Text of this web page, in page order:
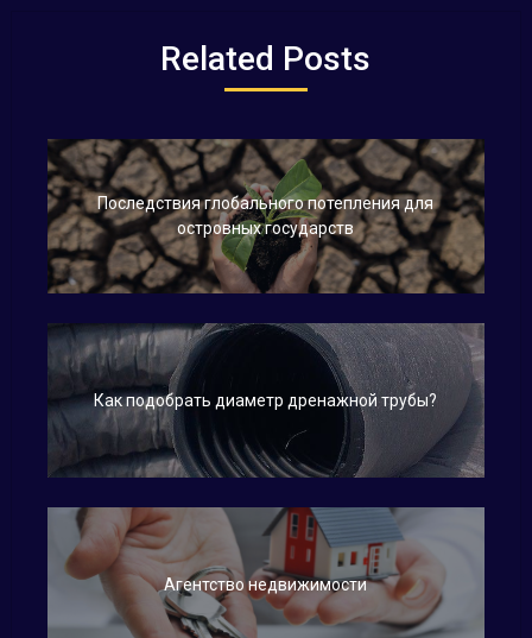
Related Posts
Последствия глобального потепления для
островных государств
Как подобрать диаметр дренажной трубы?
Агентство недвижимости